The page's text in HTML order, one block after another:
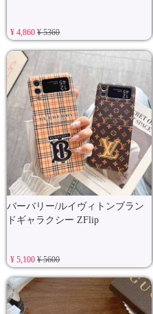
¥ 4,860¥ 5360
バーバリー/ルイヴィトンブラン
ドギャラクシー ZFlip
¥ 5,100¥ 5600